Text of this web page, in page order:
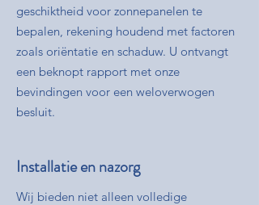
geschiktheid voor zonnepanelen te
bepalen, rekening houdend met factoren
zoals oriëntatie en schaduw. U ontvangt
een beknopt rapport met onze
bevindingen voor een weloverwogen
besluit.
Installatie en nazorg
Wij bieden niet alleen volledige